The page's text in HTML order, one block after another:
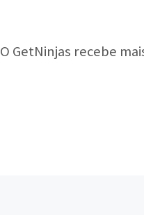
O GetNinjas recebe